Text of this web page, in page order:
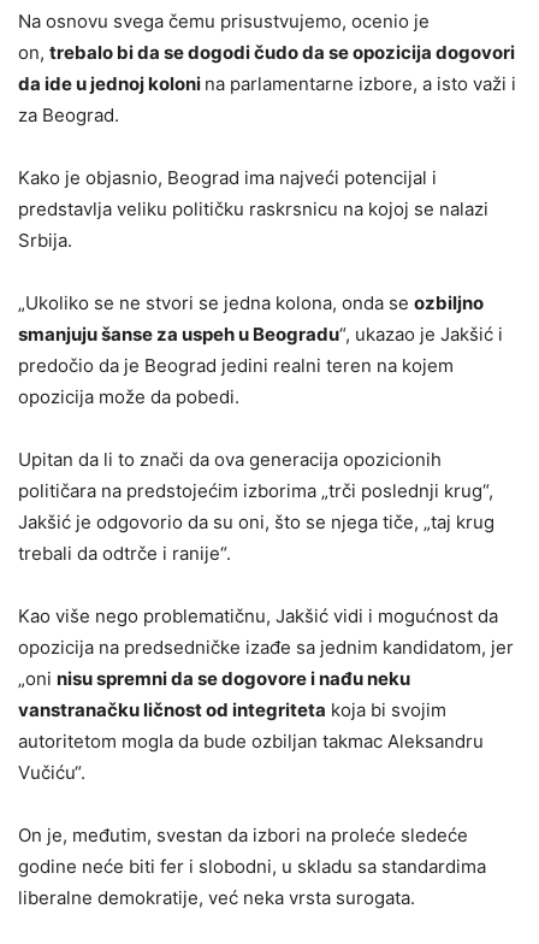
Na osnovu svega čemu prisustvujemo, ocenio je
on, trebalo bi da se dogodi čudo da se opozicija dogovori
da ide u jednoj koloni na parlamentarne izbore, a isto važi i
za Beograd.
Kako je objasnio, Beograd ima najveći potencijal i
predstavlja veliku političku raskrsnicu na kojoj se nalazi
Srbija.
„Ukoliko se ne stvori se jedna kolona, onda se ozbiljno
smanjuju šanse za uspeh u Beogradu“, ukazao je Jakšić i
predočio da je Beograd jedini realni teren na kojem
opozicija može da pobedi.
Upitan da li to znači da ova generacija opozicionih
političara na predstojećim izborima „trči poslednji krug“,
Jakšić je odgovorio da su oni, što se njega tiče, „taj krug
trebali da odtrče i ranije“.
Kao više nego problematičnu, Jakšić vidi i mogućnost da
opozicija na predsedničke izađe sa jednim kandidatom, jer
„oni nisu spremni da se dogovore i nađu neku
vanstranačku ličnost od integriteta koja bi svojim
autoritetom mogla da bude ozbiljan takmac Aleksandru
Vučiću“.
On je, međutim, svestan da izbori na proleće sledeće
godine neće biti fer i slobodni, u skladu sa standardima
liberalne demokratije, već neka vrsta surogata.